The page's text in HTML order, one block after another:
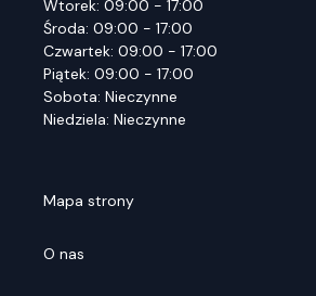
Wtorek: 09:00 - 17:00
Środa: 09:00 - 17:00
Czwartek: 09:00 - 17:00
Piątek: 09:00 - 17:00
Sobota: Nieczynne
Niedziela: Nieczynne
Mapa strony
O nas